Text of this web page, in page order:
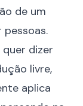
de um
quer dizer
livre,
aplica